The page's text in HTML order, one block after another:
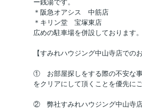
ー銭湯です。
＊阪急オアシス 中筋店
＊キリン堂 宝塚東店
広めの駐車場を併設しております。
【すみれハウジング中山寺店での
① お部屋探しをする際の不安な
をクリアにして頂くことを優先に
② 弊社すみれハウジング中山寺